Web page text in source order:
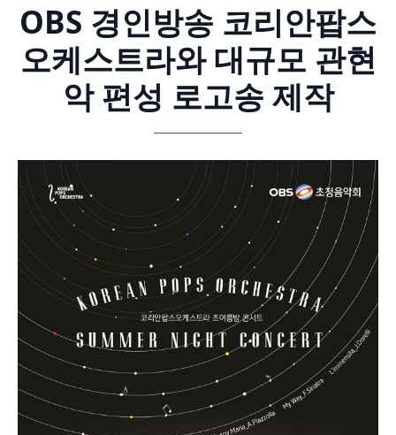
OBS 경인방송 코리안팝스
오케스트라와 대규모 관현
악 편성 로고송 제작